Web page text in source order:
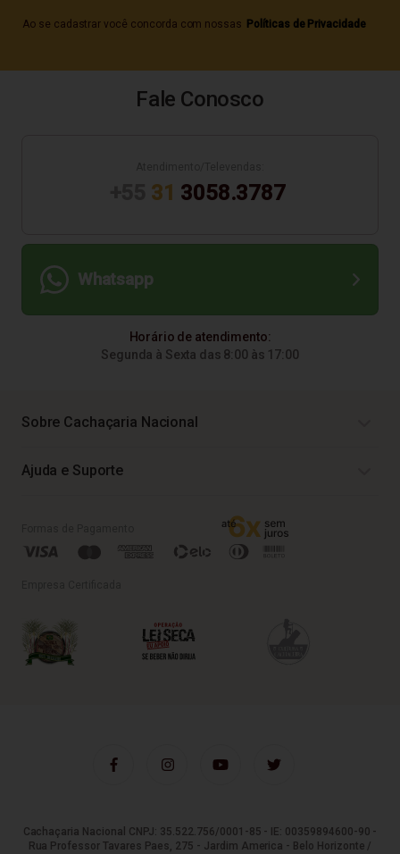
Ao se cadastrar você concorda com nossas Políticas de Privacidade
Fale Conosco
31 3058.3787
Whatsapp
Horário de atendimento:
Segunda à Sexta das 8:00 às 17:00
Sobre Cachaçaria Nacional
Ajuda e Suporte
Cachaçaria Nacional CNPJ: 35.522.756/0001-85 - IE: 00359894600-90 -
Rua Professor Tavares Paes, 275 - Jardim America - Belo Horizonte /